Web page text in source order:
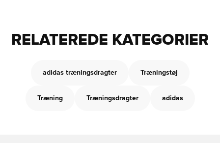
RELATEREDE KATEGORIER
adidas træningsdragter Træningstøj
Træning Træningsdragter adidas